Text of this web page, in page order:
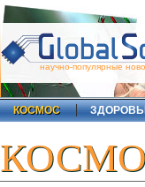
научно-популярные
КОСМОС